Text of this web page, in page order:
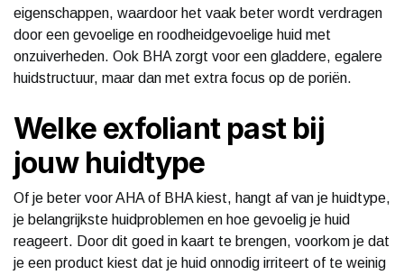
eigenschappen, waardoor het vaak beter wordt verdragen
door een gevoelige en roodheidgevoelige huid met
onzuiverheden. Ook BHA zorgt voor een gladdere, egalere
huidstructuur, maar dan met extra focus op de poriën.
Welke exfoliant past bij
jouw huidtype
Of je beter voor AHA of BHA kiest, hangt af van je huidtype,
je belangrijkste huidproblemen en hoe gevoelig je huid
reageert. Door dit goed in kaart te brengen, voorkom je dat
je een product kiest dat je huid onnodig irriteert of te weinig